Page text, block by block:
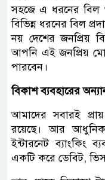
সহজে এ ধরনের বিল
বিভিন্ন ধরনের বিল
নয় দেশের জনপ্রিয়
আপনি এই জনপ্রিয়
পারবেন।
বিকাশ ব্যবহারের
আমাদের সবারই
রয়েছে। আর
ইন্টারনেট ব্যাংকিং
একটি করে ডেবিট,